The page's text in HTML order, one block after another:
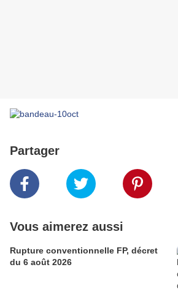
Partager
Vous aimerez aussi
Rupture conventionnelle FP, décret
du 6 août 2026